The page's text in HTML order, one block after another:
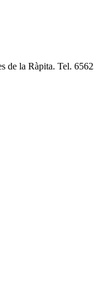
de la Ràpita. Tel.